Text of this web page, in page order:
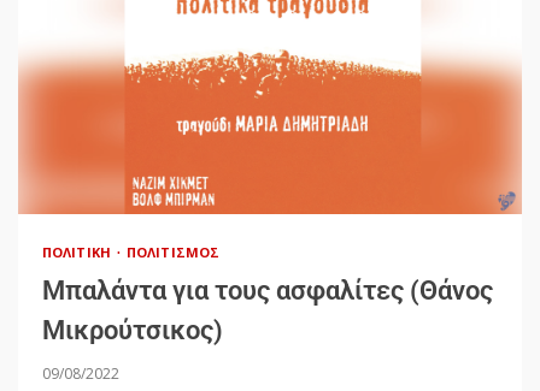
ΠΟΛΙΤΙΚΉ ΠΟΛΙΤΙΣΜΌΣ
Μπαλάντα για τους ασφαλίτες (Θάνος
Μικρούτσικος)
09/08/2022